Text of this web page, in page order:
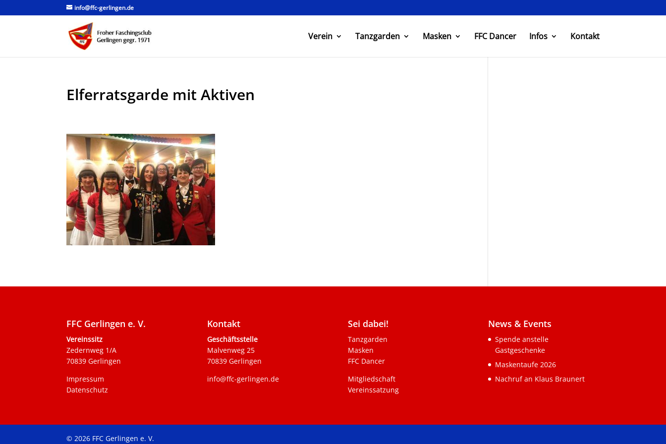
info@ffc-gerlingen.de
Verein Tanzgarden Masken FFC Dancer Infos Kontakt
Elferratsgarde mit Aktiven
FFC Gerlingen e. V.
Vereinssitz
Zedernweg 1/A
70839 Gerlingen
Impressum
Datenschutz
Kontakt
Geschäftsstelle
Malvenweg 25
70839 Gerlingen
info@ffc-gerlingen.de
Sei dabei!
Tanzgarden
Masken
FFC Dancer
Mitgliedschaft
Vereinssatzung
News & Events
Spende anstelle
Gastgeschenke
Maskentaufe 2026
Nachruf an Klaus Braunert
© 2026 FFC Gerlingen e. V.